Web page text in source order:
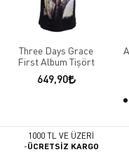
Three Days Grace
First Album Tişört
649,90
1000 TL VE ÜZERİ
-ÜCRETSİZ KARGO